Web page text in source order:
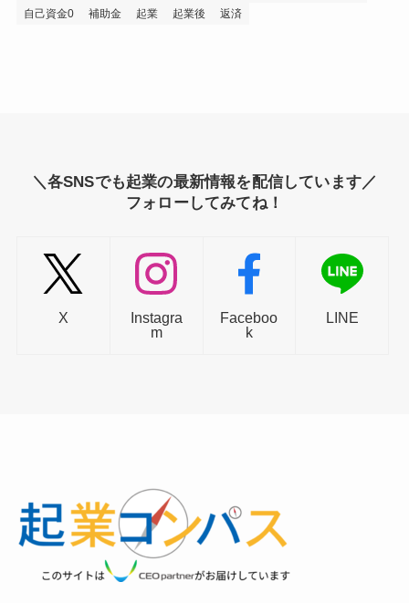
自己資金0
補助金 起業 起業後 返済
＼各SNSでも起業の最新情報を配信しています／
フォローしてみてね！
X
Instagra
m
Faceboo
k
LINE